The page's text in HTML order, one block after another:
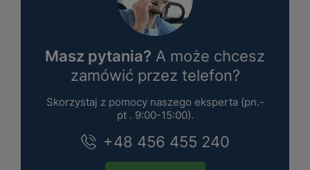
Masz pytania? A może chcesz
zamówić przez telefon?
Skorzystaj z pomocy naszego eksperta (pn.-
pt . 9:00-15:00).
+48 456 455 240